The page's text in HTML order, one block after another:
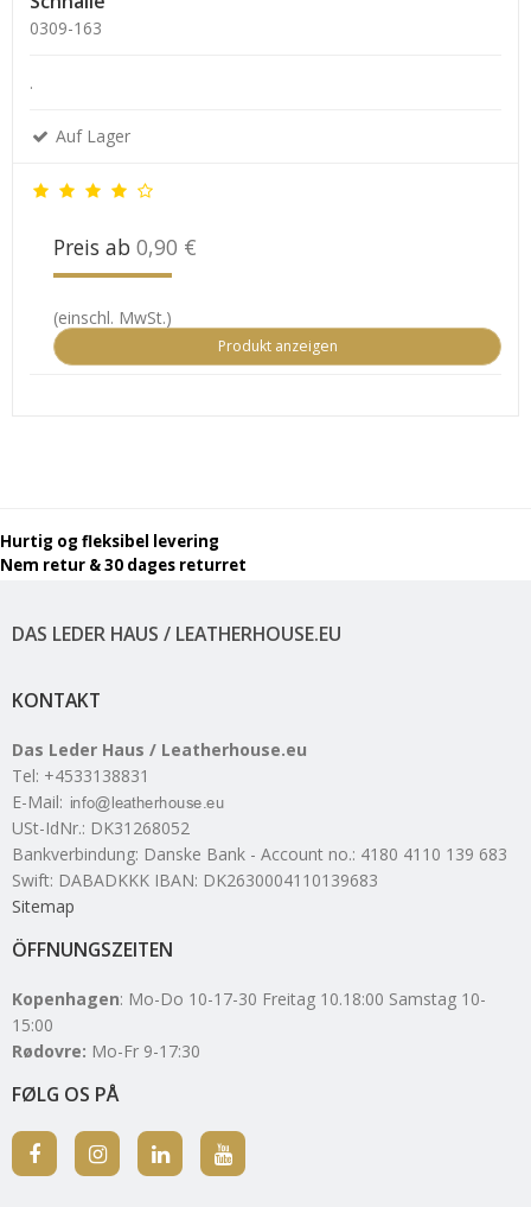
0309-163
.
Auf Lager
Preis ab 0,90 €
(einschl. MwSt.)
Produkt anzeigen
DAS LEDER HAUS / LEATHERHOUSE.EU
KONTAKT
Das Leder Haus / Leatherhouse.eu
Tel: +4533138831
E-Mail:
USt-IdNr.: DK31268052
Bankverbindung: Danske Bank - Account no.: 4180 4110 139 683
Swift: DABADKKK IBAN: DK2630004110139683
Sitemap
ÖFFNUNGSZEITEN
Kopenhagen: Mo-Do 10-17-30 Freitag 10.18:00 Samstag 10-
15:00
Rødovre: Mo-Fr 9-17:30
FØLG OS PÅ
Hurtig og fleksibel levering
Nem retur & 30 dages returret